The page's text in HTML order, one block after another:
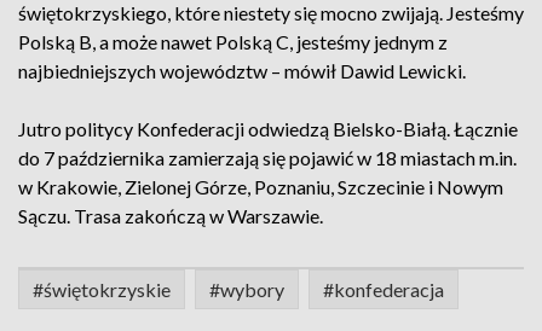
świętokrzyskiego, które niestety się mocno zwijają. Jesteśmy
Polską B, a może nawet Polską C, jesteśmy jednym z
najbiedniejszych województw – mówił Dawid Lewicki.
Jutro politycy Konfederacji odwiedzą Bielsko-Białą. Łącznie
do 7 października zamierzają się pojawić w 18 miastach m.in.
w Krakowie, Zielonej Górze, Poznaniu, Szczecinie i Nowym
Sączu. Trasa zakończą w Warszawie.
#świętokrzyskie #wybory #konfederacja